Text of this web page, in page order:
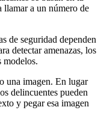
llamar a un número de
de seguridad dependen
detectar amenazas, los
modelos.
una imagen. En lugar
delincuentes pueden
y pegar esa imagen